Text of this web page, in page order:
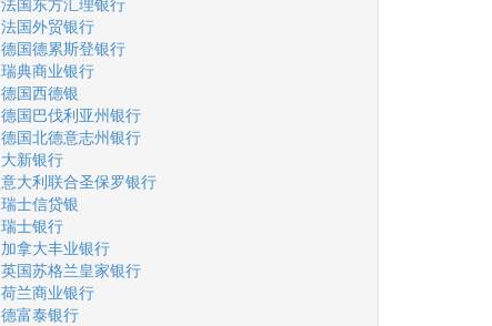
法国外贸银行
德国德累斯登银行
瑞典商业银行
德国西德银
德国巴伐利亚州银行
德国北德意志州银行
大新银行
意大利联合圣保罗银行
瑞士信贷银
瑞士银行
加拿大丰业银行
英国苏格兰皇家银行
荷兰商业银行
德富泰银行